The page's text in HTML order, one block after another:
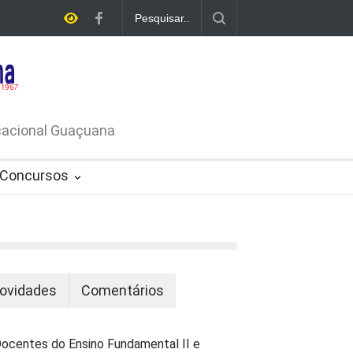
Nº
Guaçuana
Concursos
Comentários
do Ensino Fundamental II e